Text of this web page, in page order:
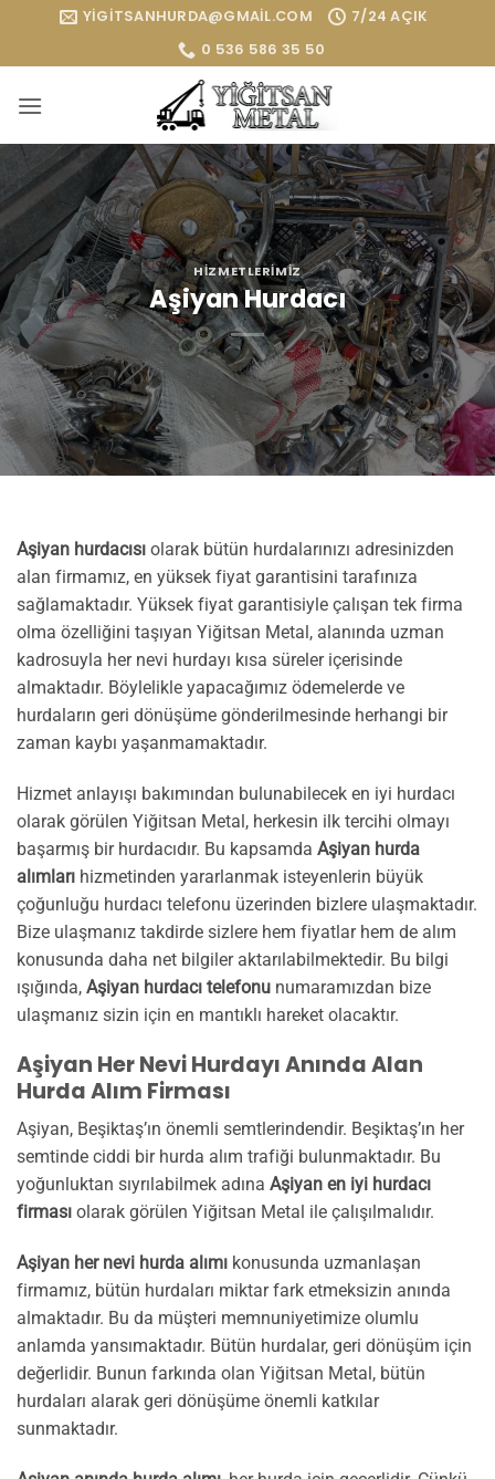
YIGITSANHURDA@GMAIL.COM
7/24 AÇIK
0 536 586 35 50
HIZMETLERIMIZ
Aşiyan Hurdacı
Aşiyan hurdacısı olarak bütün hurdalarınızı adresinizden
alan firmamız, en yüksek fiyat garantisini tarafınıza
sağlamaktadır. Yüksek fiyat garantisiyle çalışan tek firma
olma özelliğini taşıyan Yiğitsan Metal, alanında uzman
kadrosuyla her nevi hurdayı kısa süreler içerisinde
almaktadır. Böylelikle yapacağımız ödemelerde ve
hurdaların geri dönüşüme gönderilmesinde herhangi bir
zaman kaybı yaşanmamaktadır.
Hizmet anlayışı bakımından bulunabilecek en iyi hurdacı
olarak görülen Yiğitsan Metal, herkesin ilk tercihi olmayı
başarmış bir hurdacıdır. Bu kapsamda Aşiyan hurda
alımları hizmetinden yararlanmak isteyenlerin büyük
çoğunluğu hurdacı telefonu üzerinden bizlere ulaşmaktadır.
Bize ulaşmanız takdirde sizlere hem fiyatlar hem de alım
konusunda daha net bilgiler aktarılabilmektedir. Bu bilgi
ışığında, Aşiyan hurdacı telefonu numaramızdan bize
ulaşmanız sizin için en mantıklı hareket olacaktır.
Aşiyan Her Nevi Hurdayı Anında Alan
Hurda Alım Firması
Aşiyan, Beşiktaş’ın önemli semtlerindendir. Beşiktaş’ın her
semtinde ciddi bir hurda alım trafiği bulunmaktadır. Bu
yoğunluktan sıyrılabilmek adına Aşiyan en iyi hurdacı
firması olarak görülen Yiğitsan Metal ile çalışılmalıdır.
Aşiyan her nevi hurda alımı konusunda uzmanlaşan
firmamız, bütün hurdaları miktar fark etmeksizin anında
almaktadır. Bu da müşteri memnuniyetimize olumlu
anlamda yansımaktadır. Bütün hurdalar, geri dönüşüm için
değerlidir. Bunun farkında olan Yiğitsan Metal, bütün
hurdaları alarak geri dönüşüme önemli katkılar
sunmaktadır.